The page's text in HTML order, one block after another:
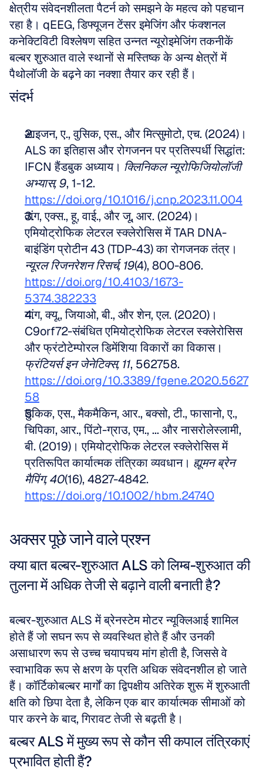
क्षेत्रीय संवेदनशीलता पैटर्न को समझने के महत्व को पहचान
रहा है। qEEG, डिफ्यूजन टेंसर इमेजिंग और फंक्शनल
कनेक्टिविटी विश्लेषण सहित उन्नत न्यूरोइमेजिंग तकनीकें
बल्बर शुरुआत वाले स्थानों से मस्तिष्क के अन्य क्षेत्रों में
पैथोलॉजी के बढ़ने का नक्शा तैयार कर रही हैं।
संदर्भ
आइजन, ए., वुसिक, एस., और मित्सुमोटो, एच. (2024)।
ALS का इतिहास और रोगजनन पर प्रतिस्पर्धी सिद्धांत:
IFCN हैंडबुक अध्याय। क्लिनिकल न्यूरोफिजियोलॉजी
अभ्यास, 9
https://doi.org/10.1016/j.cnp.2023.11.004
वांग, एक्स., हू, वाई., और जू, आर. (2024)।
एमियोट्रोफिक लेटरल स्क्लेरोसिस में TAR DNA-
न्यूरल रिजनरेशन रिसर्च, 19
https://doi.org/10.4103/1673-
5374.382233
यांग, क्यू., जियाओ, बी., और शेन, एल. (2020)।
C9orf72-संबंधित एमियोट्रोफिक लेटरल स्क्लेरोसिस
फ्रंटियर्स इन जेनेटिक्स, 11
https://doi.org/10.3389/fgene.2020.5627
58
डुकिक, एस., मैकमैकिन, आर., बक्सो, टी., फासानो, ए.,
चिपिका, आर., पिंटो-ग्राउ, एम., ... और नासरोलेस्लामी,
बी. (2019)। एमियोट्रोफिक लेटरल स्क्लेरोसिस में
प्रतिरूपित कार्यात्मक तंत्रिका व्यवधान। ह्यूमन ब्रेन
मैपिंग, 40
https://doi.org/10.1002/hbm.24740
अक्सर पूछे जाने वाले प्रश्न
क्या बात बल्बर-शुरुआत ALS को लिम्ब-शुरुआत की
तुलना में अधिक तेजी से बढ़ाने वाली बनाती है?
बल्बर-शुरुआत ALS में ब्रेनस्टेम मोटर न्यूक्लिआई शामिल
होते हैं जो सघन रूप से व्यवस्थित होते हैं और उनकी
असाधारण रूप से उच्च चयापचय मांग होती है, जिससे वे
स्वाभाविक रूप से क्षरण के प्रति अधिक संवेदनशील हो जाते
हैं। कॉर्टिकोबल्बर मार्गों का द्विपक्षीय अतिरेक शुरू में शुरुआती
क्षति को छिपा देता है, लेकिन एक बार कार्यात्मक सीमाओं को
पार करने के बाद, गिरावट तेजी से बढ़ती है।
बल्बर ALS में मुख्य रूप से कौन सी कपाल तंत्रिकाएं
प्रभावित होती हैं?